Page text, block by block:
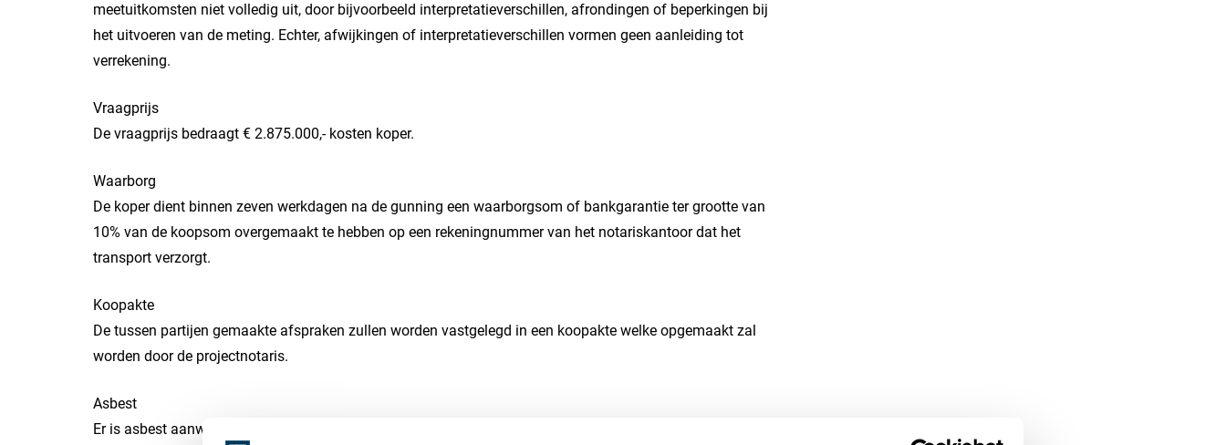
meetuitkomsten niet volledig uit, door bijvoorbeeld interpretatieverschillen, afrondingen of beperkingen bij
het uitvoeren van de meting. Echter, afwijkingen of interpretatieverschillen vormen geen aanleiding tot
verrekening.
Vraagprijs
De vraagprijs bedraagt € 2.875.000,- kosten koper.
Waarborg
De koper dient binnen zeven werkdagen na de gunning een waarborgsom of bankgarantie ter grootte van
10% van de koopsom overgemaakt te hebben op een rekeningnummer van het notariskantoor dat het
transport verzorgt.
Koopakte
De tussen partijen gemaakte afspraken zullen worden vastgelegd in een koopakte welke opgemaakt zal
worden door de projectnotaris.
Asbest
Er is asbest aanwezig in het gebouw. Verkoper heeft een asbest inventarisatie op laten maken. Deze is ter